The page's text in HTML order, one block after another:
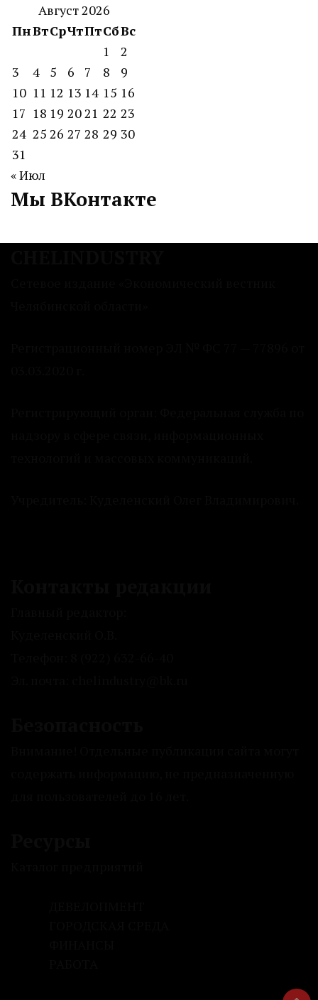
Август 2026
ПнВтСрЧтПтСбВс
1
2
3
4 5 6 7 8
9
10 11 12 13 14 15 16
17 18 19 2021 22 23
24 25 26 27 28 29 30
31
« Июл
Мы ВКонтакте